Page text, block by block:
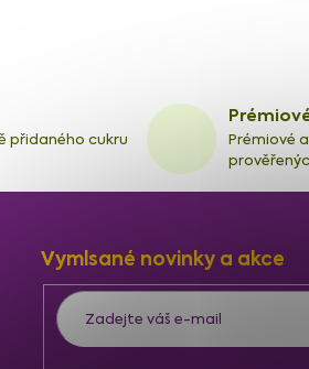
přidaného cukru
Prémiové
Vymlsané novinky a akce